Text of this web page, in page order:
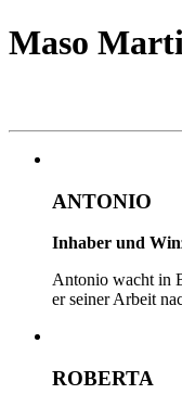
Maso
ANTONIO
Inhaber und
Antonio wacht in
er seiner Arbeit
ROBERTA